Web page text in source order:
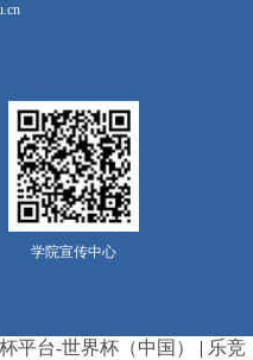
学院宣传中心
平台-世界杯（中国） | 乐竞